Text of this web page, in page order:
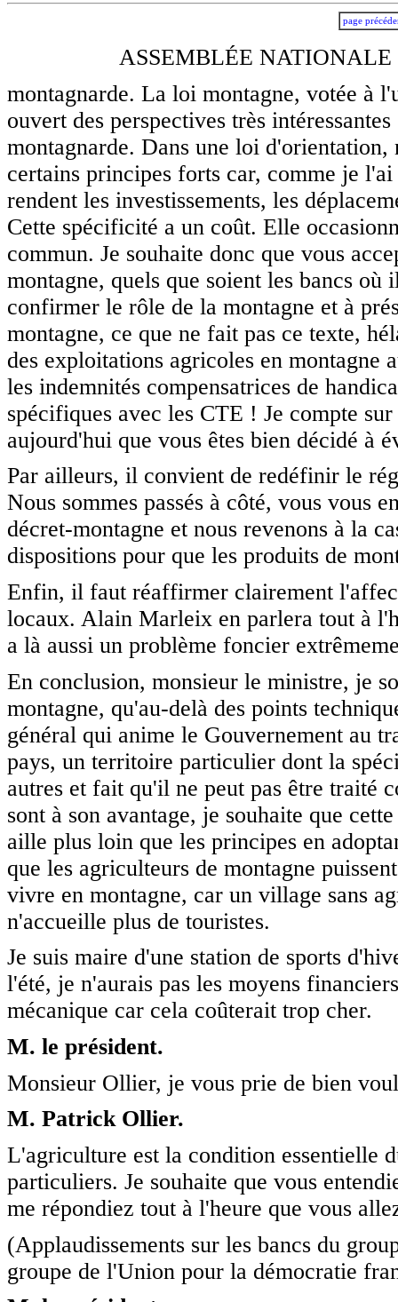
page
ASSEMBLÉE NATIONALE
montagnarde. La loi montagne, votée à
ouvert des perspectives très
montagnarde. Dans une loi
certains principes forts car, comme je
rendent les investissements, les
Cette spécificité a un coût. Elle
commun. Je souhaite donc que vous
montagne, quels que soient les bancs
confirmer le rôle de la montagne et à
montagne, ce que ne fait pas ce texte,
des exploitations agricoles en montagne
les indemnités compensatrices de
spécifiques avec les CTE ! Je compte
aujourd'hui que vous êtes bien décidé à
Par ailleurs, il convient de redéfinir le
Nous sommes passés à côté, vous vous
décret-montagne et nous revenons à la
dispositions pour que les produits de
Enfin, il faut réaffirmer clairement
locaux. Alain Marleix en parlera tout à
a là aussi un problème foncier
En conclusion, monsieur le ministre, je
montagne, qu'au-delà des points
général qui anime le Gouvernement au
pays, un territoire particulier dont la
autres et fait qu'il ne peut pas être traité
sont à son avantage, je souhaite que
aille plus loin que les principes en
que les agriculteurs de montagne
vivre en montagne, car un village sans
n'accueille plus de touristes.
Je suis maire d'une station de sports
l'été, je n'aurais pas les moyens
mécanique car cela coûterait trop cher.
M. le président.
Monsieur Ollier, je vous prie de bien
M. Patrick Ollier.
L'agriculture est la condition essentielle
particuliers. Je souhaite que vous
me répondiez tout à l'heure que vous
(Applaudissements sur les bancs du
groupe de l'Union pour la démocratie